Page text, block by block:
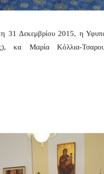
31 Δεκεμβρίου 2015, η
κα Μαρία Κόλλια-